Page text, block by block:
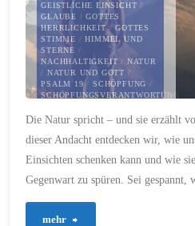
bleibt
stehen"
GEISTLICHE EINSICHT /
GLAUBE /GOTTES
HERRLICHKEIT/GOTTES
STIMME /HIMMEL UND
STERNE /
NACHHALTIGKEIT / NATUR
/ NATUR UND GOTT /
PSALM 19/ SCHÖPFUNG /
SCHÖPFUNGSVERANTWORTUNG
NATUR
22. JANUAR 2025
Die Natur spricht – und sie erzählt
dieser Andacht entdecken wir, wie
Einsichten schenken kann und wie
Gegenwart zu spüren. Sei gespannt,
mehr